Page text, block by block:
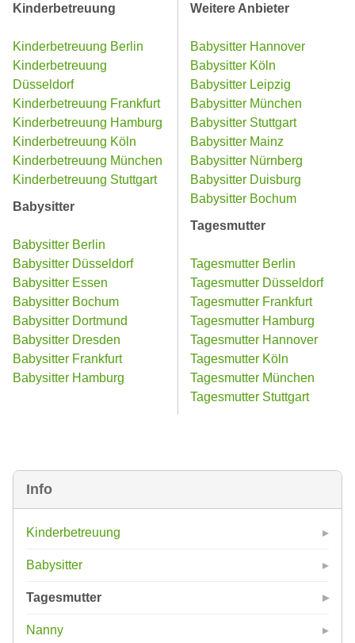
Info
Kinderbetreuung
Babysitter
Tagesmutter
Nanny
Kinderbetreuung
Kinderbetreuung Berlin
Kinderbetreuung
Düsseldorf
Kinderbetreuung Frankfurt
Kinderbetreuung Hamburg
Kinderbetreuung Köln
Kinderbetreuung München
Kinderbetreuung Stuttgart
Babysitter
Babysitter Berlin
Babysitter Düsseldorf
Babysitter Essen
Babysitter Bochum
Babysitter Dortmund
Babysitter Dresden
Babysitter Frankfurt
Babysitter Hamburg
Weitere Anbieter
Babysitter Hannover
Babysitter Köln
Babysitter Leipzig
Babysitter München
Babysitter Stuttgart
Babysitter Mainz
Babysitter Nürnberg
Babysitter Duisburg
Babysitter Bochum
Tagesmutter
Tagesmutter Berlin
Tagesmutter Düsseldorf
Tagesmutter Frankfurt
Tagesmutter Hamburg
Tagesmutter Hannover
Tagesmutter Köln
Tagesmutter München
Tagesmutter Stuttgart